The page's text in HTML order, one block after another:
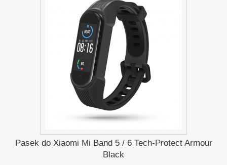
Pasek do Xiaomi Mi Band 5 / 6 Tech-Protect Armour
Black